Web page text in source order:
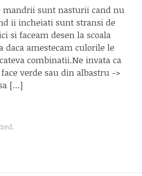
mandrii sunt nasturii cand nu
ii incheiati sunt stransi de
si faceam desen la scoala
daca amestecam culorile le
combinatii.Ne invata ca
verde sau din albastru ->
[…]
.